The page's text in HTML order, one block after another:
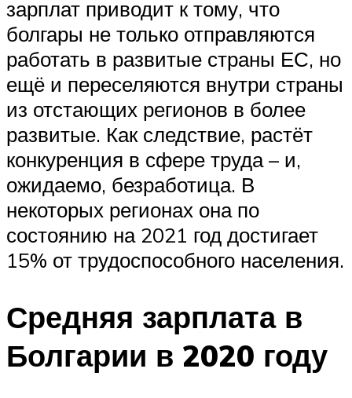
зарплат приводит к тому, что
болгары не только отправляются
работать в развитые страны ЕС, но
ещё и переселяются внутри страны
из отстающих регионов в более
развитые. Как следствие, растёт
конкуренция в сфере труда – и,
ожидаемо, безработица. В
некоторых регионах она по
состоянию на 2021 год достигает
15% от трудоспособного населения.
Средняя зарплата в
Болгарии в 2020 году